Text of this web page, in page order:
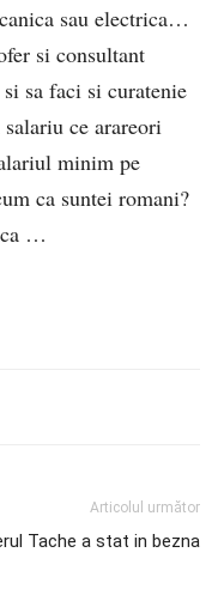
sau electrica…
si consultant
sa faci si curatenie
ce arareori
minim pe
ca suntei romani?
…
Articolul următor
Tache a stat in bezna